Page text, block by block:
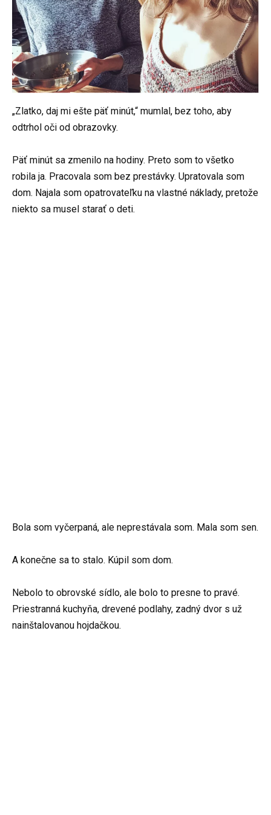
„Zlatko, daj mi ešte päť minút,“ mumlal, bez toho, aby
odtrhol oči od obrazovky.
Päť minút sa zmenilo na hodiny. Preto som to všetko
robila ja. Pracovala som bez prestávky. Upratovala som
dom. Najala som opatrovateľku na vlastné náklady, pretože
niekto sa musel starať o deti.
Bola som vyčerpaná, ale neprestávala som. Mala som sen.
A konečne sa to stalo. Kúpil som dom.
Nebolo to obrovské sídlo, ale bolo to presne to pravé.
Priestranná kuchyňa, drevené podlahy, zadný dvor s už
nainštalovanou hojdačkou.